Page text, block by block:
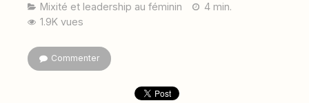
Mixité et leadership au féminin
4 min.
1.9K vues
Commenter